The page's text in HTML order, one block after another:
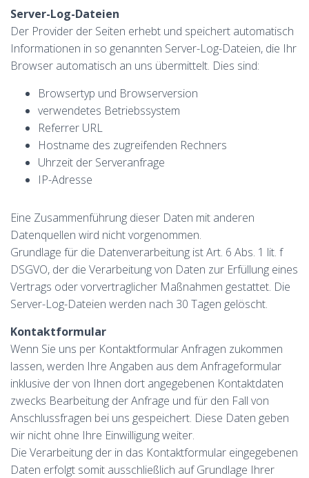
Server-Log-Dateien
Der Provider der Seiten erhebt und speichert automatisch
Informationen in so genannten Server-Log-Dateien, die Ihr
Browser automatisch an uns übermittelt. Dies sind:
Browsertyp und Browserversion
verwendetes Betriebssystem
Referrer URL
Hostname des zugreifenden Rechners
Uhrzeit der Serveranfrage
IP-Adresse
Eine Zusammenführung dieser Daten mit anderen
Datenquellen wird nicht vorgenommen.
Grundlage für die Datenverarbeitung ist Art. 6 Abs. 1 lit. f
DSGVO, der die Verarbeitung von Daten zur Erfüllung eines
Vertrags oder vorvertraglicher Maßnahmen gestattet. Die
Server-Log-Dateien werden nach 30 Tagen gelöscht.
Kontaktformular
Wenn Sie uns per Kontaktformular Anfragen zukommen
lassen, werden Ihre Angaben aus dem Anfrageformular
inklusive der von Ihnen dort angegebenen Kontaktdaten
zwecks Bearbeitung der Anfrage und für den Fall von
Anschlussfragen bei uns gespeichert. Diese Daten geben
wir nicht ohne Ihre Einwilligung weiter.
Die Verarbeitung der in das Kontaktformular eingegebenen
Daten erfolgt somit ausschließlich auf Grundlage Ihrer